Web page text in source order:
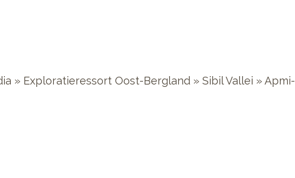
» Exploratieressort Oost-Bergland » Sibil Vallei » Apmi-